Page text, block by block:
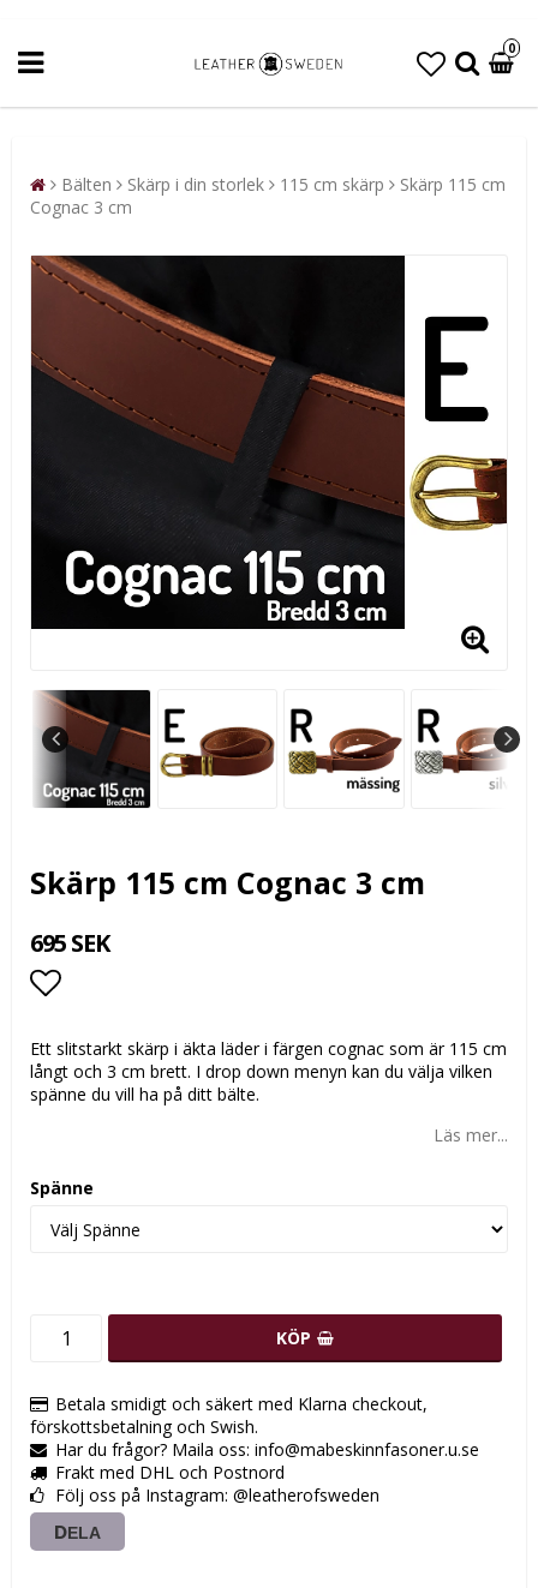
0
Bälten Skärp i din storlek 115 cm skärp
Skärp 115 cm
Cognac 3 cm
Skärp 115 cm Cognac 3 cm
695 SEK
Lägg till i favoritlistan
Ett slitstarkt skärp i äkta läder i färgen cognac som är 115 cm
långt och 3 cm brett. I drop down menyn kan du välja vilken
spänne du vill ha på ditt bälte.
Läs mer...
Spänne
KÖP
Betala smidigt och säkert med Klarna checkout,
förskottsbetalning och Swish.
Har du frågor? Maila oss: info@mabeskinnfasoner.u.se
Frakt med DHL och Postnord
Följ oss på Instagram: @leatherofsweden
DELA